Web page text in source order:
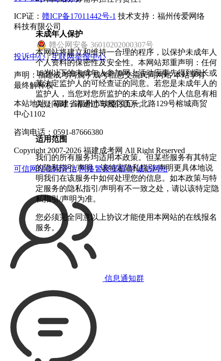
未成年人保护
本网站将建立和维持一合理的程序，以保护未成年人
个人资料的保密性及安全性。本网站郑重声明：任何
16岁以下的未成年人参加网上活动应事先得到家长或
其法定监护人的可经查证的同意。若您是未成年人的
监护人，当您对您所监护的未成年人的个人信息有相
关疑问时，请通过与我们联系。
适用范围
我们的所有服务均适用本政策。但某些服务有其特定
的隐私指引/声明，该特定隐私指引/声明更具体地说
明我们在该服务中如何处理您的信息。如本政策与特
定服务的隐私指引/声明有不一致之处，请以该特定隐
私指引/声明为准。
您必须完全同意以上协议才能使用本网站的在线报名
服务。
ICP证： 赣ICP备17011442号-1 技术支持：福州传爱网络
科技有限公司
赣公网安备 36010202000307号
投诉中心|互联网举报中心
声明：福建成考网属于成考信息交流民间网站 本站享有
最终解释权
本站地址：福建省福州市鼓楼区五一北路129号榕城商贸
中心1102
咨询电话：0591-87666380
Copyright 2007-2026 福建成考网 All Right Reserved
可信网站信用评估 网络警察提醒你 诚信网站
信息通知群